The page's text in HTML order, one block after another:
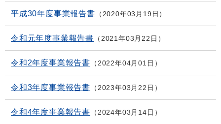
平成30年度事業報告書 2020年03月19日
令和元年度事業報告書 2021年03月22日
令和2年度事業報告書 2022年04月01日
令和3年度事業報告書 2023年03月22日
令和4年度事業報告書 2024年03月14日